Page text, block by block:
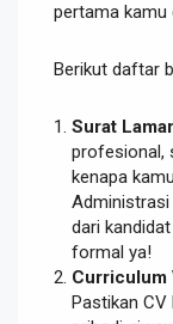
pertama kamu
Berikut daftar
Surat
profesional,
kenapa
Administrasi
dari
formal ya!
Curriculum
Pastikan CV